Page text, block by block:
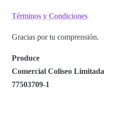
Términos y Condiciones
Gracias por tu comprensión.
Produce
Comercial Coliseo Limitada
77503709-1